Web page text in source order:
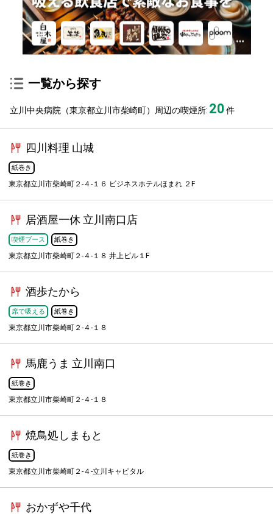
一覧から探す
立川中央病院（東京都立川市柴崎町）周辺の喫煙所: 20件
四川料理 山城
紙巻き
東京都立川市柴崎町２-４-１６ ビジネスホテルほまれ ２F
居酒屋一休 立川南口店
喫煙ブース 紙巻き
東京都立川市柴崎町２-４-１８ 井上ビル１F
酒歩たから
席で吸える 紙巻き
東京都立川市柴崎町２-４-１８
馬鹿うま 立川南口
紙巻き
東京都立川市柴崎町２-４-１８
焼鳥処しまもと
紙巻き
東京都立川市柴崎町２-４-立川キャピタル
おかずや千代